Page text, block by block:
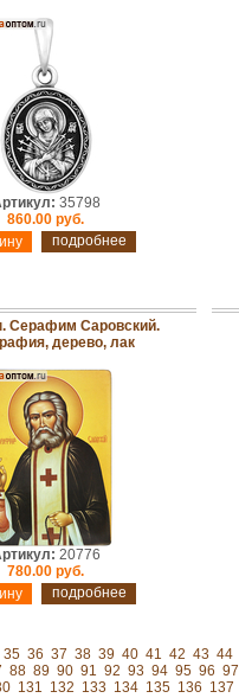
35798
860.00 руб.
подробнее
Серафим Саровский.
дерево, лак
20776
780.00 руб.
подробнее
35 36 37 38 39 40 41 42 43 44
88 89 90 91 92 93 94 95 96 97
131 132 133 134 135 136 137